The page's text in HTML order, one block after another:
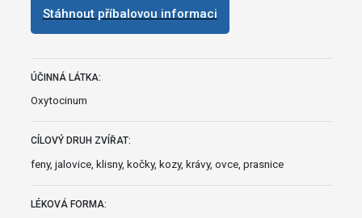
Stáhnout příbalovou informaci
ÚČINNÁ LÁTKA:
Oxytocinum
CÍLOVÝ DRUH ZVÍŘAT:
feny, jalovice, klisny, kočky, kozy, krávy, ovce, prasnice
LÉKOVÁ FORMA: